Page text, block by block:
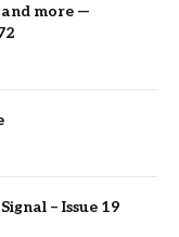
more —
– Issue 19